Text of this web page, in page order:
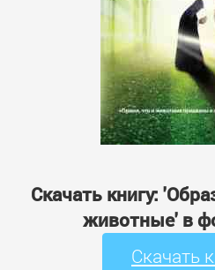
Скачать книгу:
животные' в
Скачать